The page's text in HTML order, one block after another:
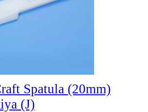
Spatula (20mm)
(J)